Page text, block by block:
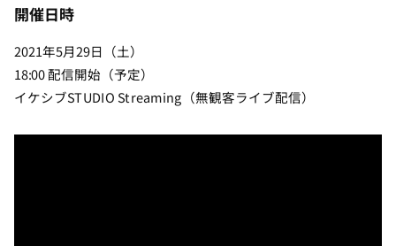
開催日時
2021年5月29日（土）
18:00 配信開始（予定）
イケシブSTUDIO Streaming（無観客ライブ配信）